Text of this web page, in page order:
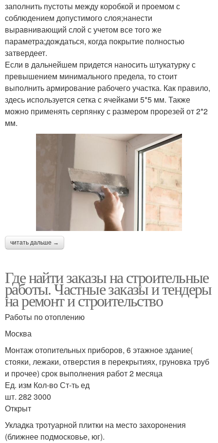
заполнить пустоты между коробкой и проемом с
соблюдением допустимого слоя;нанести
выравнивающий слой с учетом все того же
параметра;дождаться, когда покрытие полностью
затвердеет.
Если в дальнейшем придется наносить штукатурку с
превышением минимального предела, то стоит
выполнить армирование рабочего участка. Как правило,
здесь используется сетка с ячейками 5*5 мм. Также
можно применять серпянку с размером прорезей от 2*2
мм.
читать дальше →
Где найти заказы на строительные
работы. Частные заказы и тендеры
на ремонт и строительство
Работы по отоплению
Москва
Монтаж отопительных приборов, 6 этажное здание(
стояки, лежаки, отверстия в перекрытиях, груновка труб
и прочее) срок выполнения работ 2 месяца
Ед. изм Кол-во Ст-ть ед
шт. 282 3000
Открыт
Укладка тротуарной плитки на место захоронения
(ближнее подмосковье, юг).